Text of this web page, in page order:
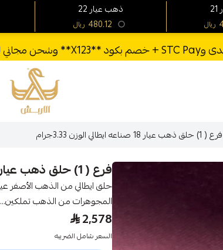
الأربش للذهب
فرع ( 1) حلق ذهب عيار 18 صناعه ايطالي الوزن 3.33جرام
فرع ( 1) حلق ذهب عيار 18 صناعه ايطالي الوزن 3.33جرام
المجوهرات من الذهب تملكين...
2,578
السعر شامل الضريبه
22 ذهب عيار
ريال 480.12 ريال